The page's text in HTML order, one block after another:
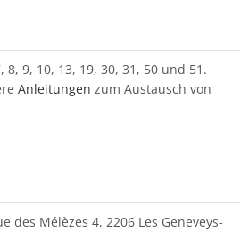
8, 9, 10, 13, 19, 30, 31, 50 und 51.
Anleitungen zum Austausch von
des Mélèzes 4, 2206 Les Geneveys-